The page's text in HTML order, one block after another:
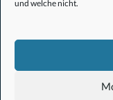
und welche nicht.